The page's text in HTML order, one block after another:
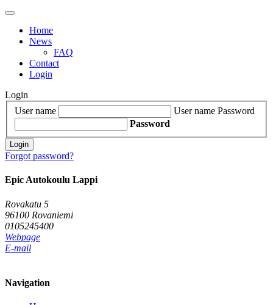
Home
News
FAQ
Contact
Login
Login
User name
User name Password
Password
Login
Forgot password?
Epic Autokoulu Lappi
Rovakatu 5
96100 Rovaniemi
0105245400
Webpage
E-mail
Navigation